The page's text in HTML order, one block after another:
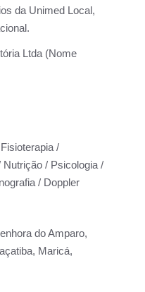
da Unimed Local,
Ltda (Nome
/
Nutrição / Psicologia /
/ Doppler
do Amparo,
Maricá,